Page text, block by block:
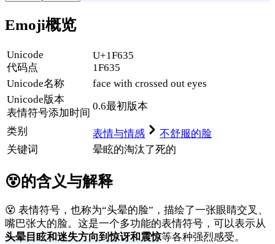
Emoji概览
Unicode
代码点
U+1F635
1F635
Unicode名称
face with crossed out eyes
Unicode版本
表情符号添加时间
0.6最初版本
类别 表情与情感
不舒服的脸
关键词
晕眩的淘汰了死的
😵的含义与解释
😵 表情符号，也称为“头晕的脸”，描绘了一张眼睛交叉、
嘴巴张大的脸。这是一个多功能的表情符号，可以表示从
头晕目眩和迷失方向到惊讶和震惊等各种强烈感受。